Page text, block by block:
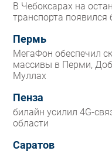
В Чебоксарах на
транспорта появился
Пермь
МегаФон обеспечил
массивы в Перми,
Муллах
Пенза
билайн усилил 4G-
области
Саратов